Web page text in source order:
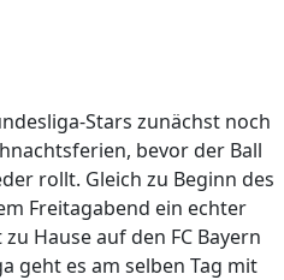
Stars zunächst noch
bevor der Ball
rollt. Gleich zu Beginn des
Freitagabend ein echter
Hause auf den FC Bayern
geht es am selben Tag mit